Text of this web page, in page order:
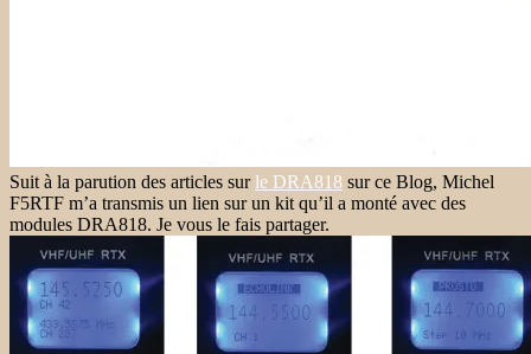
Suit à la parution des articles sur le DRA818 sur ce Blog, Michel
F5RTF m’a transmis un lien sur un kit qu’il a monté avec des
modules DRA818. Je vous le fais partager.